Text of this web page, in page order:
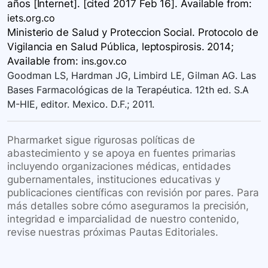
años [Internet]. [cited 2017 Feb 16]. Available from:
iets.org.co
Ministerio de Salud y Proteccion Social. Protocolo de
Vigilancia en Salud Pública, leptospirosis. 2014;
Available from: ins.gov.co
Goodman LS, Hardman JG, Limbird LE, Gilman AG. Las
Bases Farmacológicas de la Terapéutica. 12th ed. S.A
M-HIE, editor. Mexico. D.F.; 2011.
Pharmarket sigue rigurosas políticas de
abastecimiento y se apoya en fuentes primarias
incluyendo organizaciones médicas, entidades
gubernamentales, instituciones educativas y
publicaciones científicas con revisión por pares. Para
más detalles sobre cómo aseguramos la precisión,
integridad e imparcialidad de nuestro contenido,
revise nuestras próximas Pautas Editoriales.